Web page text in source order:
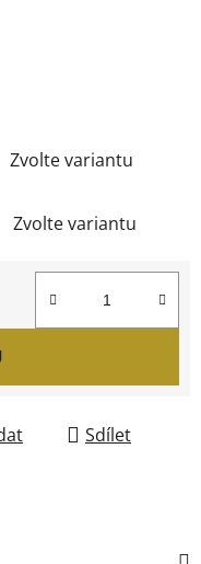
Zvolte variantu
Zvolte variantu
Sdílet